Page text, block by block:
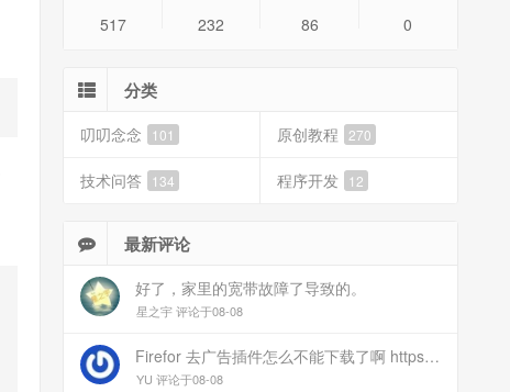
517 232 86 0
分类
叨叨念念 101 原创教程 270
技术问答 134 程序开发 12
最新评论
好了，家里的宽带故障了导致的。
星之宇 评论于08-08
Firefor 去广告插件怎么不能下载了啊 https://www.77bx.com/312.html
YU 评论于08-08